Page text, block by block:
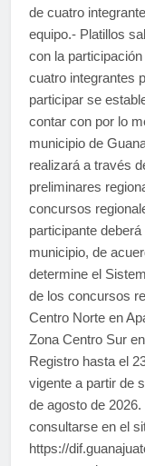
de cuatro
equipo.- Platillos
con la
cuatro integrantes
participar se
contar con por lo
municipio de
realizará a través
preliminares
concursos
participante
municipio, de
determine el
de los concursos
Centro Norte en
Zona Centro Sur
Registro hasta el
vigente a partir de
de agosto de
consultarse en el
https://